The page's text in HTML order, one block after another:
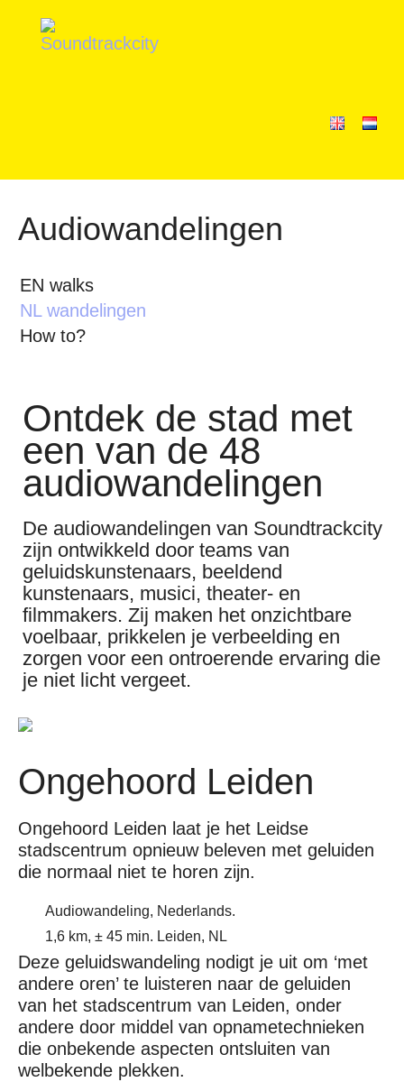
Audiowandelingen
EN walks
NL wandelingen
How to?
Ontdek de stad met
een van de 48
audiowandelingen
De audiowandelingen van Soundtrackcity
zijn ontwikkeld door teams van
geluidskunstenaars, beeldend
kunstenaars, musici, theater- en
filmmakers. Zij maken het onzichtbare
voelbaar, prikkelen je verbeelding en
zorgen voor een ontroerende ervaring die
je niet licht vergeet.
Ongehoord Leiden
Ongehoord Leiden laat je het Leidse
stadscentrum opnieuw beleven met geluiden
die normaal niet te horen zijn.
Audiowandeling, Nederlands.
1,6 km, ± 45 min. Leiden, NL
Deze geluidswandeling nodigt je uit om ‘met
andere oren’ te luisteren naar de geluiden
van het stadscentrum van Leiden, onder
andere door middel van opnametechnieken
die onbekende aspecten ontsluiten van
welbekende plekken.